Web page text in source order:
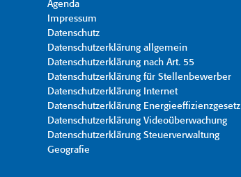
Agenda
Impressum
Datenschutz
Datenschutzerklärung allgemein
Datenschutzerklärung nach Art. 55
Datenschutzerklärung für Stellenbewerber
Datenschutzerklärung Internet
Datenschutzerklärung Energieeffizienzgesetz
Datenschutzerklärung Videoüberwachung
Datenschutzerklärung Steuerverwaltung
Geografie